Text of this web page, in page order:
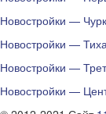
Новостройки —
Новостройки —
Новостройки —
Новостройки —